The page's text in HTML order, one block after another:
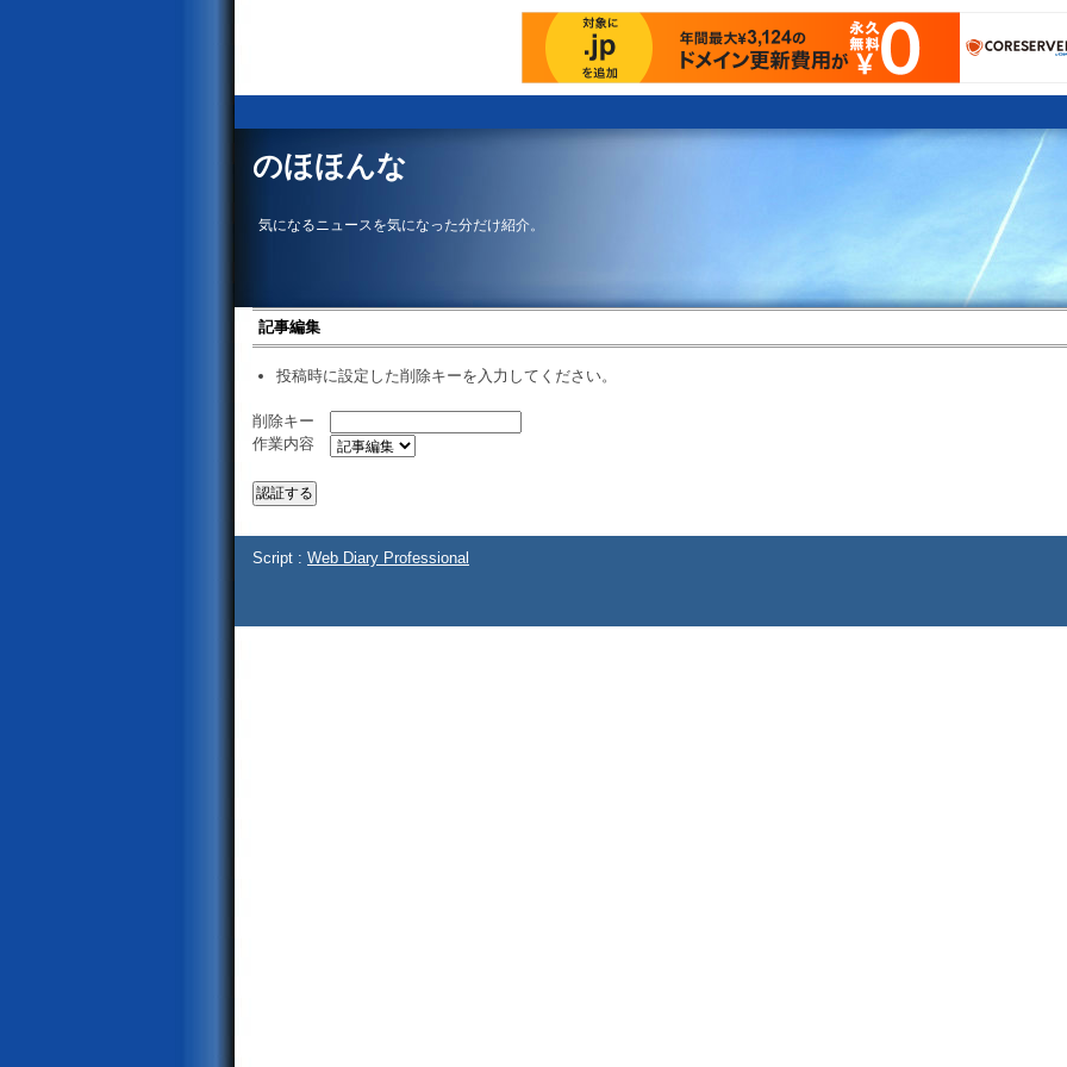
のほほんな
気になるニュースを気になった分だけ紹介。
記事編集
投稿時に設定した削除キーを入力してください。
削除キー
作業内容
Script : Web Diary Professional